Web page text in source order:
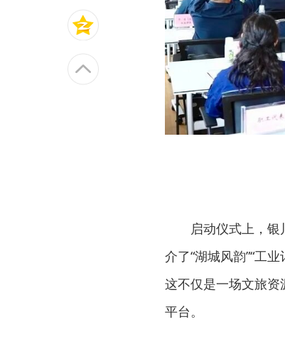
启动仪式上，
介了“湖城风韵”“工业
这不仅是一场文旅
平台。